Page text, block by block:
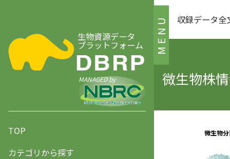
MENU
生物資源データ
プラットフォーム
MANAGED by
TOP
カテゴリから探す
収録データ全
微生物株